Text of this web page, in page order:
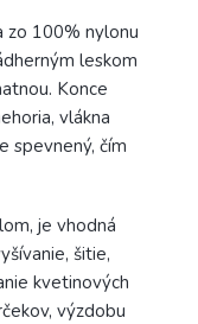
zo 100% nylonu
leskom
Konce
vlákna
spevnený, čím
je vhodná
šitie,
kvetinových
výzdobu